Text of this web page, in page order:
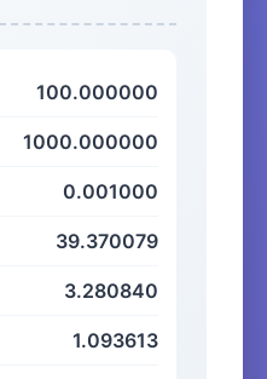
100.000000
1000.000000
0.001000
39.370079
3.280840
1.093613